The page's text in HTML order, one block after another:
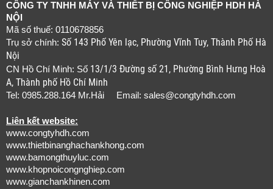
CÔNG TY TNHH MÁY VÀ THIẾT BỊ CÔNG NGHIỆP HDH HÀ
NỘI
Mã số thuế: 0110678856
Trụ sở chính: Số 143 Phố Yên lạc, Phường Vĩnh Tuy, Thành Phố Hà
Nội
CN Hồ Chí Minh: Số 13/1/3 Đường số 21, Phường Bình Hưng Hoà
A, Thành phố Hồ Chí Minh
Tel: 0985.288.164 Mr.Hải Email: sales@congtyhdh.com
Liên kết website:
www.congtyhdh.com
www.thietbinanghachankhong.com
www.bamongthuyluc.com
www.khopnoicongnghiep.com
www.gianchankhinen.com